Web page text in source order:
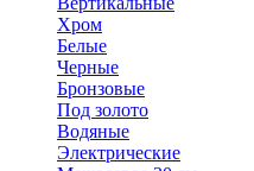
Хром
Белые
Черные
Бронзовые
Под золото
Водяные
Электрические